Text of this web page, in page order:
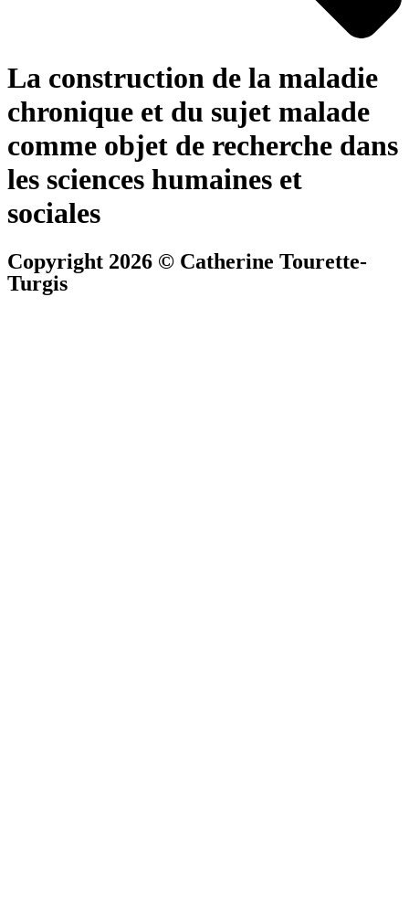
La construction de la maladie
chronique et du sujet malade
comme objet de recherche dans
les sciences humaines et
sociales
Copyright 2026 © Catherine Tourette-
Turgis